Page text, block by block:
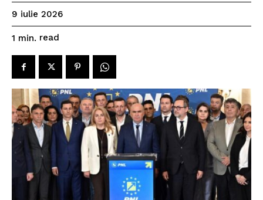
9 iulie 2026
1 min. read